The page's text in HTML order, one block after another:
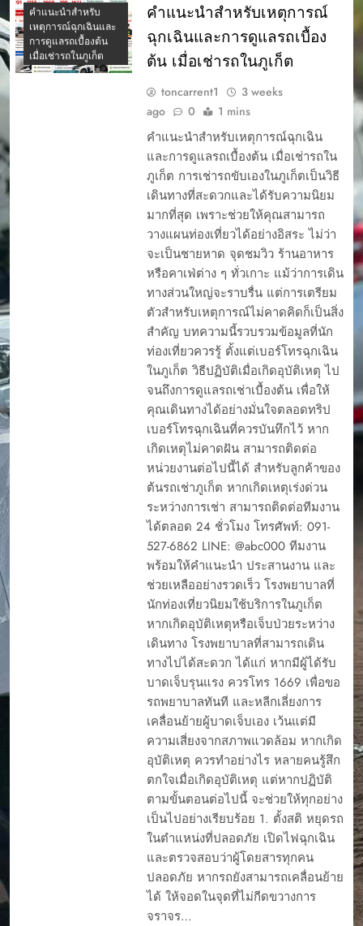
คำแนะนำสำหรับ
เหตุการณ์ฉุกเฉินและ
การดูแลรถเบื้องต้น
เมื่อเช่ารถในภูเก็ต
คำแนะนำสำหรับเหตุการณ์
ฉุกเฉินและการดูแลรถเบื้อง
ต้น เมื่อเช่ารถในภูเก็ต
toncarrent1
3 weeks
ago
0 1 mins
คำแนะนำสำหรับเหตุการณ์ฉุกเฉิน
และการดูแลรถเบื้องต้น เมื่อเช่ารถใน
ภูเก็ต การเช่ารถขับเองในภูเก็ตเป็นวิธี
เดินทางที่สะดวกและได้รับความนิยม
มากที่สุด เพราะช่วยให้คุณสามารถ
วางแผนท่องเที่ยวได้อย่างอิสระ ไม่ว่า
จะเป็นชายหาด จุดชมวิว ร้านอาหาร
หรือคาเฟ่ต่าง ๆ ทั่วเกาะ แม้ว่าการเดิน
ทางส่วนใหญ่จะราบรื่น แต่การเตรียม
ตัวสำหรับเหตุการณ์ไม่คาดคิดก็เป็นสิ่ง
สำคัญ บทความนี้รวบรวมข้อมูลที่นัก
ท่องเที่ยวควรรู้ ตั้งแต่เบอร์โทรฉุกเฉิน
ในภูเก็ต วิธีปฏิบัติเมื่อเกิดอุบัติเหตุ ไป
จนถึงการดูแลรถเช่าเบื้องต้น เพื่อให้
คุณเดินทางได้อย่างมั่นใจตลอดทริป
เบอร์โทรฉุกเฉินที่ควรบันทึกไว้ หาก
เกิดเหตุไม่คาดฝัน สามารถติดต่อ
หน่วยงานต่อไปนี้ได้ สำหรับลูกค้าของ
ต้นรถเช่าภูเก็ต หากเกิดเหตุเร่งด่วน
ระหว่างการเช่า สามารถติดต่อทีมงาน
ได้ตลอด 24 ชั่วโมง โทรศัพท์: 091-
527-6862 LINE: @abc000 ทีมงาน
พร้อมให้คำแนะนำ ประสานงาน และ
ช่วยเหลืออย่างรวดเร็ว โรงพยาบาลที่
นักท่องเที่ยวนิยมใช้บริการในภูเก็ต
หากเกิดอุบัติเหตุหรือเจ็บป่วยระหว่าง
เดินทาง โรงพยาบาลที่สามารถเดิน
ทางไปได้สะดวก ได้แก่ หากมีผู้ได้รับ
บาดเจ็บรุนแรง ควรโทร 1669 เพื่อขอ
รถพยาบาลทันที และหลีกเลี่ยงการ
เคลื่อนย้ายผู้บาดเจ็บเอง เว้นแต่มี
ความเสี่ยงจากสภาพแวดล้อม หากเกิด
อุบัติเหตุ ควรทำอย่างไร หลายคนรู้สึก
ตกใจเมื่อเกิดอุบัติเหตุ แต่หากปฏิบัติ
ตามขั้นตอนต่อไปนี้ จะช่วยให้ทุกอย่าง
เป็นไปอย่างเรียบร้อย 1. ตั้งสติ หยุดรถ
ในตำแหน่งที่ปลอดภัย เปิดไฟฉุกเฉิน
และตรวจสอบว่าผู้โดยสารทุกคน
ปลอดภัย หากรถยังสามารถเคลื่อนย้าย
ได้ ให้จอดในจุดที่ไม่กีดขวางการ
จราจร…